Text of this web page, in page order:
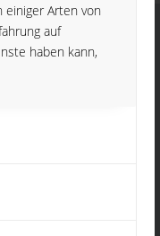
einiger Arten von
auf
haben kann,